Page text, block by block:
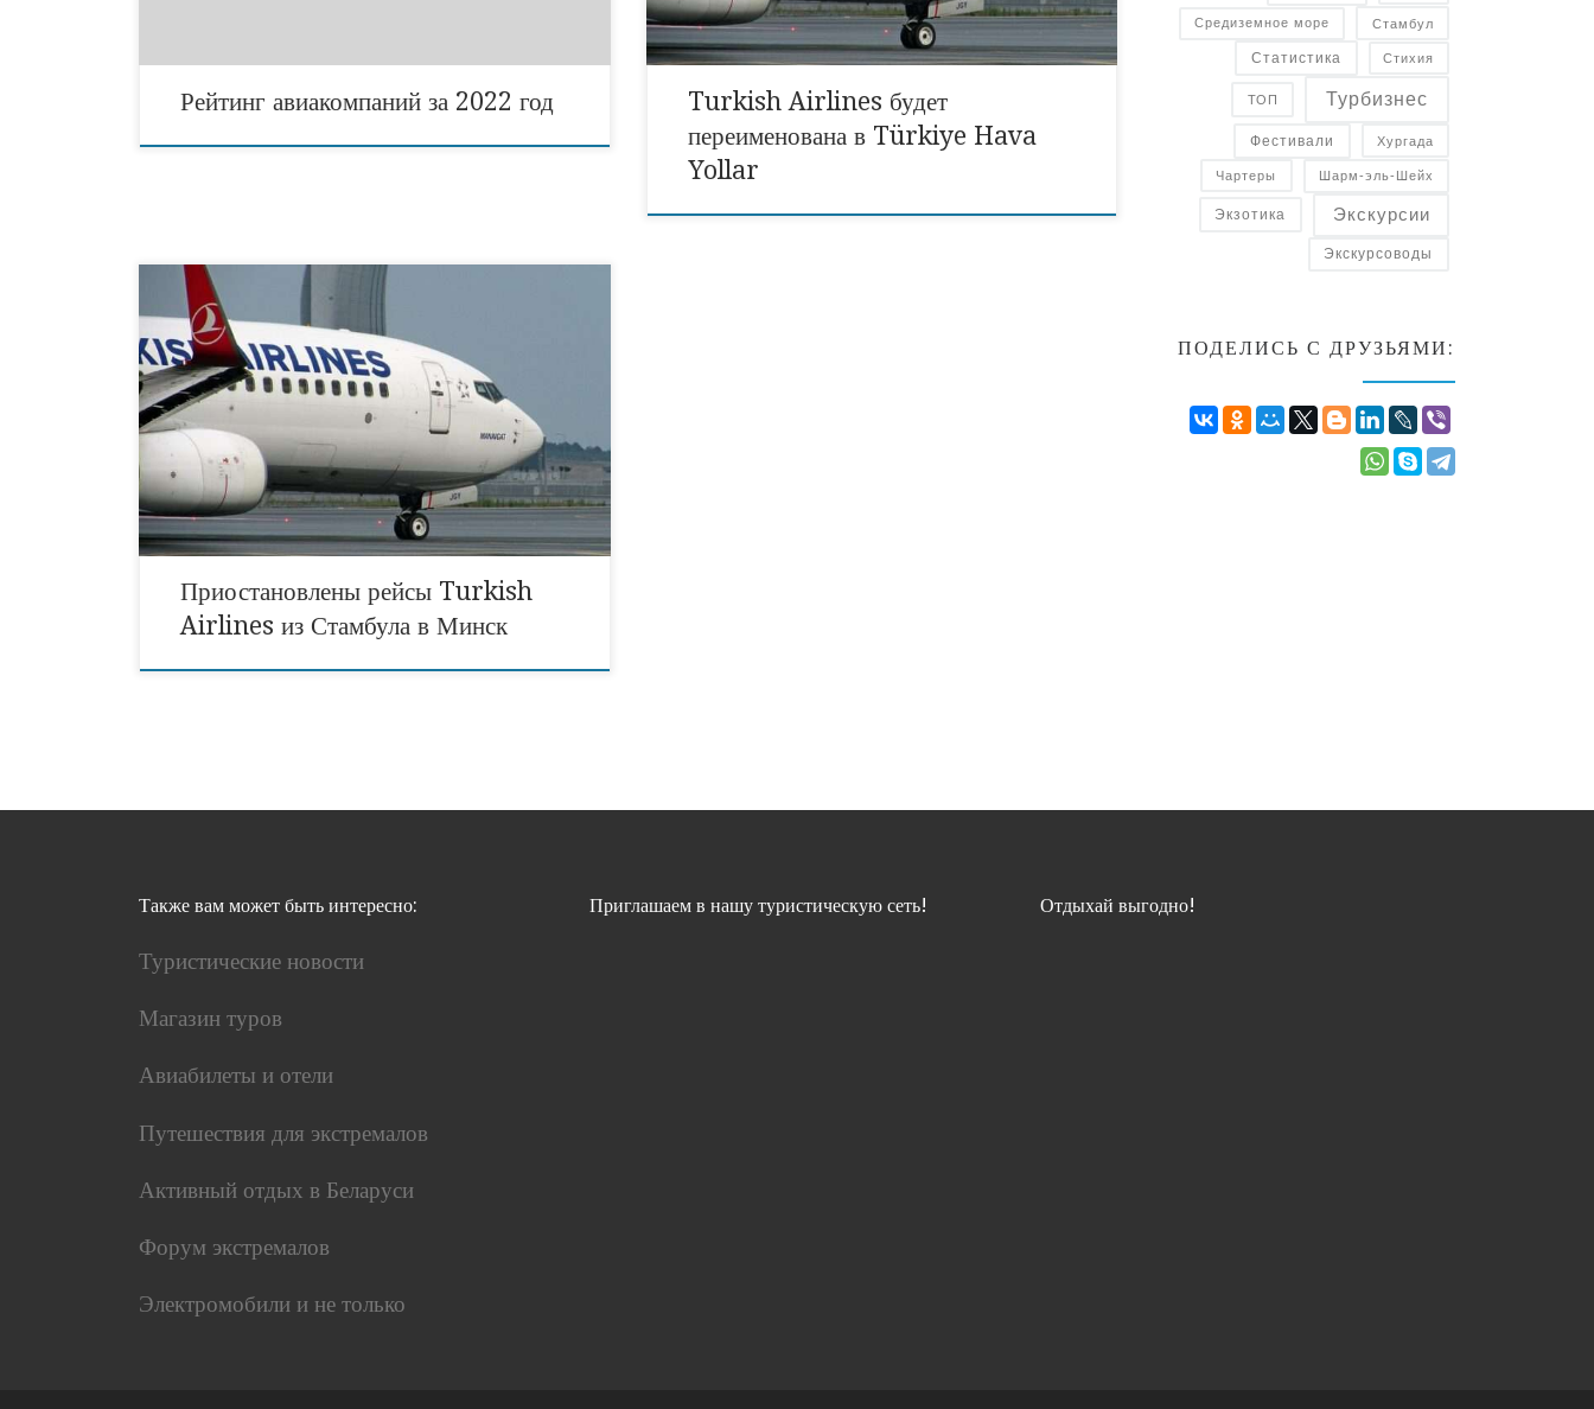
Рейтинг авиакомпаний за 2022 год
Президент Эрдоган […]
Turkish Airlines будет
переименована в Türkiye Hava
Yollar
Рейсы Минск-Стамбул приостановлены. Об этом сообщает
авиаперевозчик — авиакомпания Turkish Airlines.
Турецкая авиакомпания Turkish Airlines отменила
полеты в Беларусь, а также в Украину. О возобновлении
рейсов будет объявлено дополнительно: новости туризма
Турции. Turkish Airlines вновь отменяет рейсы в Минск
Image by mehmetkali from Pixabay. Изображение
носит иллюстративный характер.
Приостановлены рейсы Turkish
Airlines из Стамбула в Минск
Средиземное море Стамбул
Статистика Стихия
ТОП Турбизнес
Фестивали Хургада
Чартеры Шарм-эль-Шейх
Экзотика Экскурсии
Экскурсоводы
ПОДЕЛИСЬ С ДРУЗЬЯМИ:
Также вам может быть интересно:
Туристические новости
Магазин туров
Авиабилеты и отели
Путешествия для экстремалов
Активный отдых в Беларуси
Форум экстремалов
Электромобили и не только
Приглашаем в нашу туристическую сеть! Отдыхай выгодно!